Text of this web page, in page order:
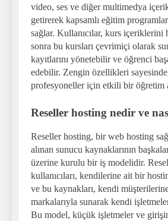
video, ses ve diğer multimedya
getirerek kapsamlı eğitim
sağlar. Kullanıcılar, kurs içeriklerini
sonra bu kursları çevrimiçi olarak
kayıtlarını yönetebilir ve öğrenci
edebilir. Zengin özellikleri
profesyoneller için etkili bir öğretim
Reseller hosting nedir ve
Reseller hosting, bir web hosting
alınan sunucu kaynaklarının
üzerine kurulu bir iş modelidir.
kullanıcıları, kendilerine ait bir
ve bu kaynakları, kendi
markalarıyla sunarak kendi
Bu model, küçük işletmeler ve